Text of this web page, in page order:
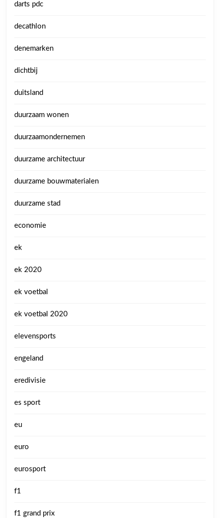
darts pdc
decathlon
denemarken
dichtbij
duitsland
duurzaam wonen
duurzaamondernemen
duurzame architectuur
duurzame bouwmaterialen
duurzame stad
economie
ek
ek 2020
ek voetbal
ek voetbal 2020
elevensports
engeland
eredivisie
es sport
eu
euro
eurosport
f1
f1 grand prix